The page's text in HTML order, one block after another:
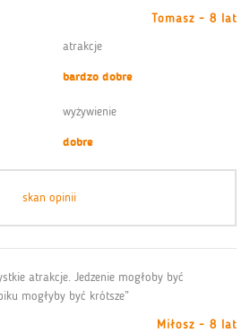
Tomasz - 8 lat
atrakcje
bardzo dobre
wyżywienie
dobre
skan opinii
atrakcje. Jedzenie mogłoby być
mogłyby być krótsze”
Miłosz - 8 lat